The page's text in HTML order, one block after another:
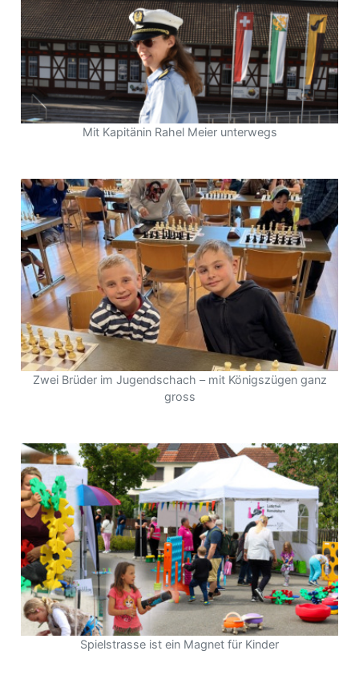
Mit Kapitänin Rahel Meier unterwegs
Zwei Brüder im Jugendschach – mit Königszügen ganz
gross
Spielstrasse ist ein Magnet für Kinder